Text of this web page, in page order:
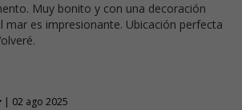
Muy bonito y con una decoración
mar es impresionante. Ubicación perfecta
| 02 ago 2025